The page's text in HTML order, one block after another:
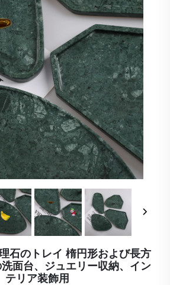
石のトレイ 楕円形および長方
面台、ジュエリー収納、イン
テリア装飾用